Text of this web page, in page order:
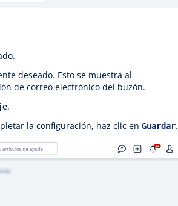
deseado. Esto se muestra al
de correo electrónico del buzón.
.
la configuración, haz clic en Guardar.